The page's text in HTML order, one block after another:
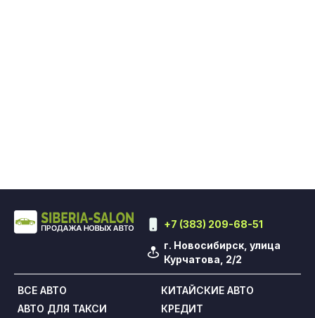
+7 (383) 209-68-51
г. Новосибирск, улица
Курчатова, 2/2
ВСЕ АВТО
КИТАЙСКИЕ АВТО
АВТО ДЛЯ ТАКСИ
КРЕДИТ